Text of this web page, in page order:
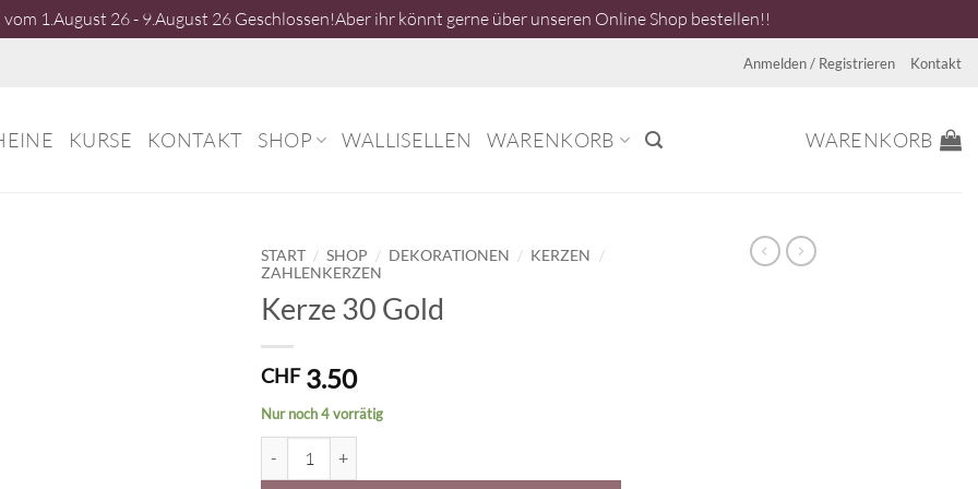
1.August 26 - 9.August 26 Geschlossen!Aber ihr könnt gerne über unseren Online Shop bestellen!!
Anmelden / Registrieren Kontakt
KURSE KONTAKT SHOP WALLISELLEN WARENKORB WARENKORB
START / SHOP / DEKORATIONEN / KERZEN /
ZAHLENKERZEN
Kerze 30 Gold
CHF3.50
Nur noch 4 vorrätig